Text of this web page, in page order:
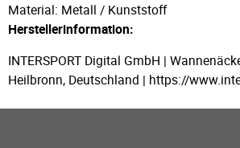
Material: Metall / Kunststoff
Herstellerinformation:
INTERSPORT Digital GmbH |
Heilbronn, Deutschland | https://